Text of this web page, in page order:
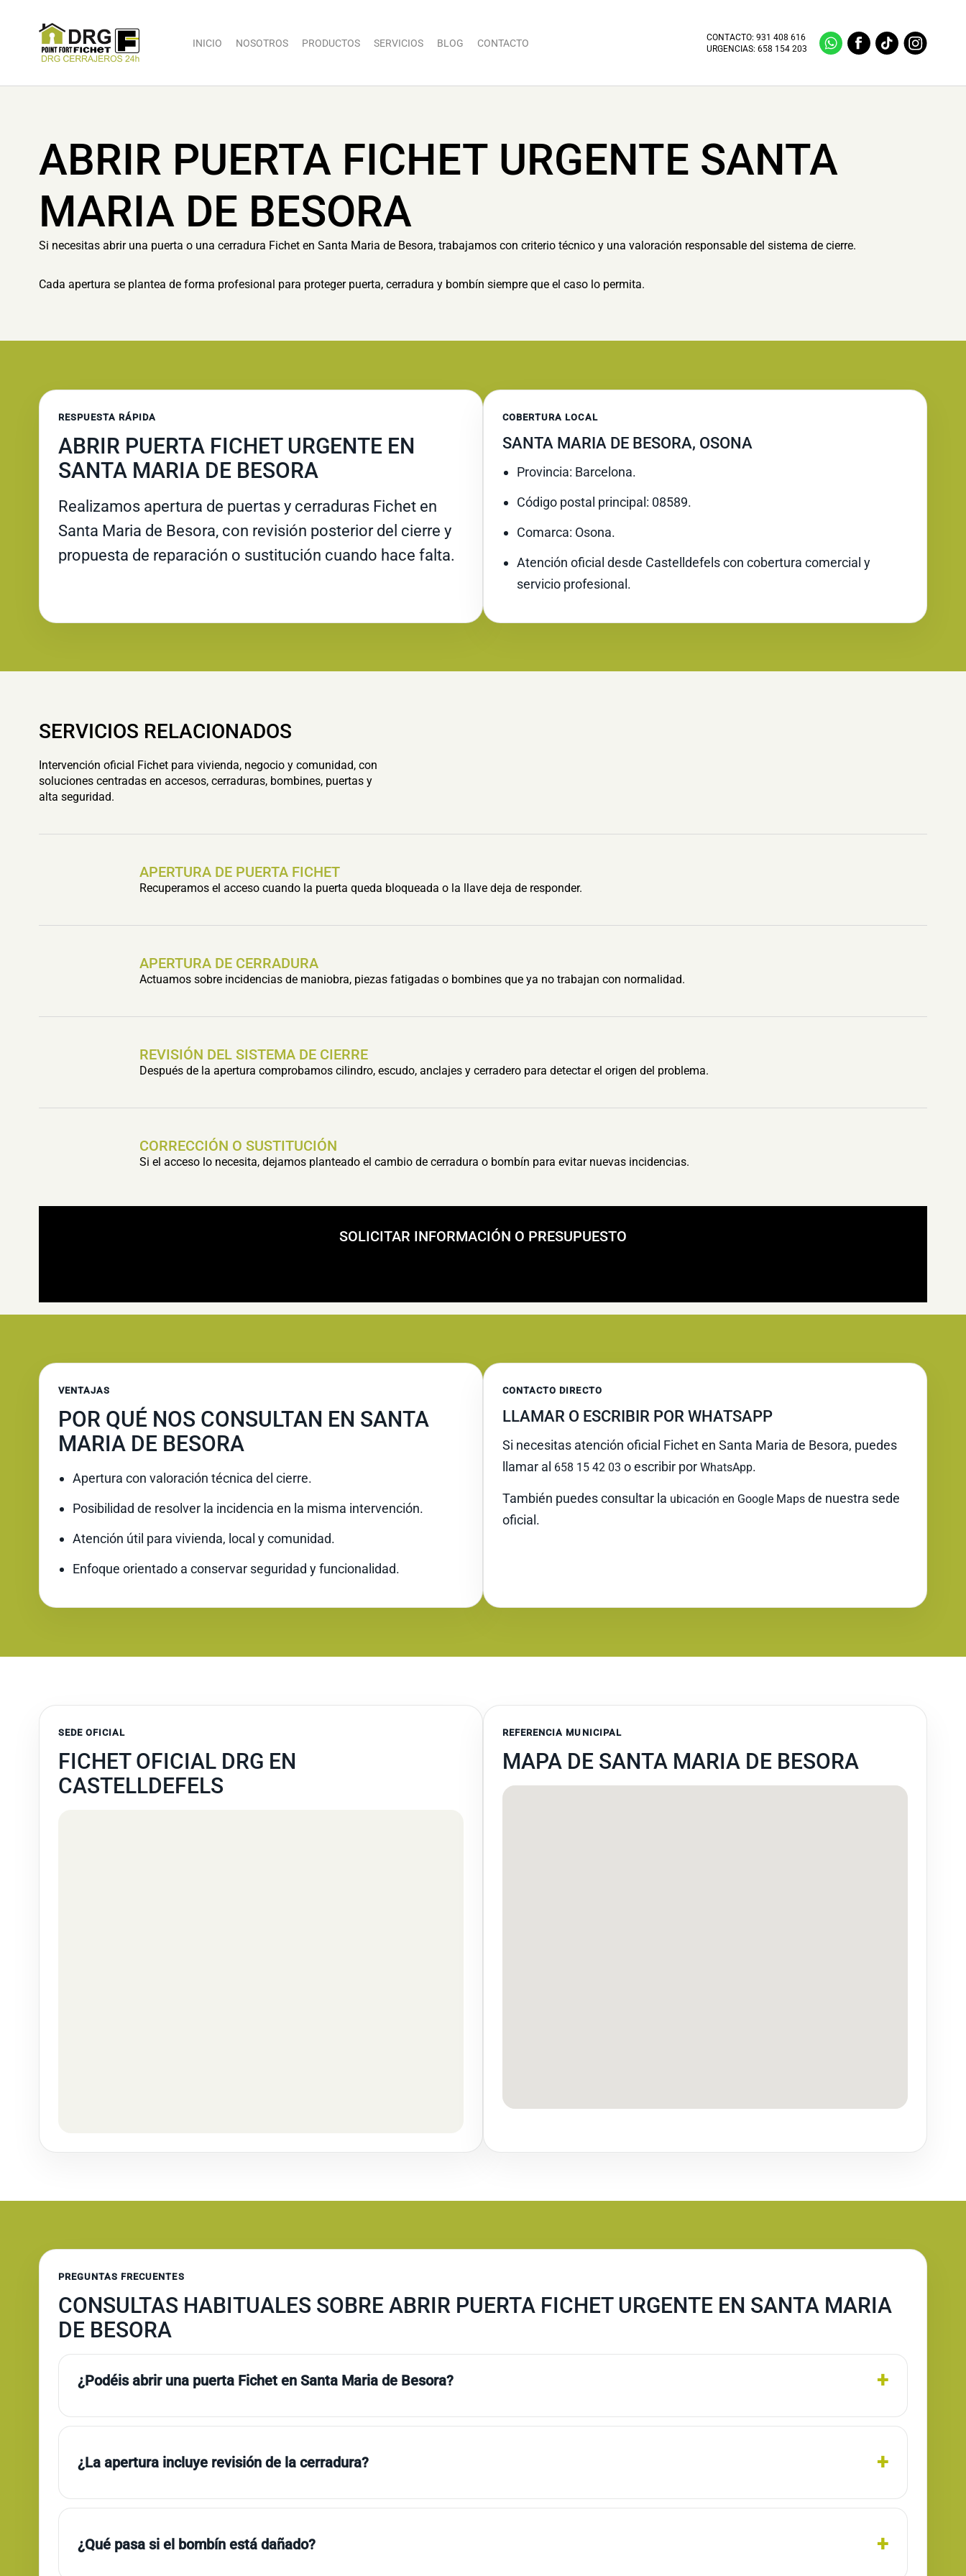
INICIO NOSOTROS PRODUCTOS SERVICIOS BLOG CONTACTO
CONTACTO:931 408 616
URGENCIAS:658 154 203
ABRIR PUERTA FICHET URGENTE SANTA
MARIA DE BESORA
Si necesitas abrir una puerta o una cerradura Fichet en Santa Maria de Besora, trabajamos con criterio técnico y una valoración responsable del sistema de cierre.
Cada apertura se plantea de forma profesional para proteger puerta, cerradura y bombín siempre que el caso lo permita.
RESPUESTA RÁPIDA
ABRIR PUERTA FICHET URGENTE EN
SANTA MARIA DE BESORA
Realizamos apertura de puertas y cerraduras Fichet en
Santa Maria de Besora, con revisión posterior del cierre y
propuesta de reparación o sustitución cuando hace falta.
COBERTURA LOCAL
SANTA MARIA DE BESORA, OSONA
Provincia: Barcelona.
Código postal principal: 08589.
Comarca: Osona.
Atención oficial desde Castelldefels con cobertura comercial y
servicio profesional.
SERVICIOS RELACIONADOS
Intervención oficial Fichet para vivienda, negocio y comunidad, con
soluciones centradas en accesos, cerraduras, bombines, puertas y
alta seguridad.
APERTURA DE PUERTA FICHET
Recuperamos el acceso cuando la puerta queda bloqueada o la llave deja de responder.
APERTURA DE CERRADURA
Actuamos sobre incidencias de maniobra, piezas fatigadas o bombines que ya no trabajan con normalidad.
REVISIÓN DEL SISTEMA DE CIERRE
Después de la apertura comprobamos cilindro, escudo, anclajes y cerradero para detectar el origen del problema.
CORRECCIÓN O SUSTITUCIÓN
Si el acceso lo necesita, dejamos planteado el cambio de cerradura o bombín para evitar nuevas incidencias.
SOLICITAR INFORMACIÓN O PRESUPUESTO
VENTAJAS
POR QUÉ NOS CONSULTAN EN SANTA
MARIA DE BESORA
Apertura con valoración técnica del cierre.
Posibilidad de resolver la incidencia en la misma intervención.
Atención útil para vivienda, local y comunidad.
Enfoque orientado a conservar seguridad y funcionalidad.
CONTACTO DIRECTO
LLAMAR O ESCRIBIR POR WHATSAPP
Si necesitas atención oficial Fichet en Santa Maria de Besora, puedes
llamar al 658 15 42 03 o escribir por WhatsApp.
También puedes consultar la ubicación en Google Maps de nuestra sede
oficial.
SEDE OFICIAL
FICHET OFICIAL DRG EN
CASTELLDEFELS
REFERENCIA MUNICIPAL
MAPA DE SANTA MARIA DE BESORA
PREGUNTAS FRECUENTES
CONSULTAS HABITUALES SOBRE ABRIR PUERTA FICHET URGENTE EN SANTA MARIA
DE BESORA
¿Podéis abrir una puerta Fichet en Santa Maria de Besora?
¿La apertura incluye revisión de la cerradura?
¿Qué pasa si el bombín está dañado?